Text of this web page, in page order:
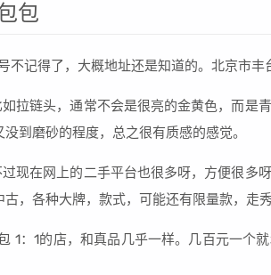
包
不记得了，大概地址还是知道的。北京市丰
拉链头，通常不会是很亮的金黄色，而是
到磨砂的程度，总之很有质感的感觉。
现在网上的二手平台也很多呀，方便很多
，各种大牌，款式，可能还有限量款，走
1：1的店，和真品几乎一样。几百元一个